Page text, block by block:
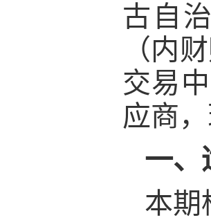
古自
（内
交易
应商
一、
本期